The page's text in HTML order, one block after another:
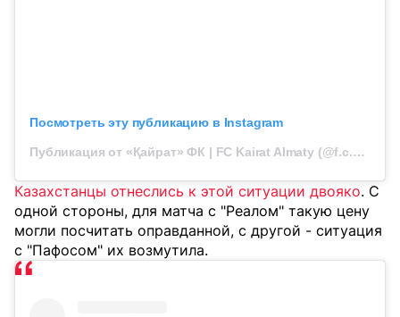
Посмотреть эту публикацию в Instagram
Публикация от «Қайрат» ФК | FC Kairat Almaty (@f.c.kairat)
Казахстанцы отнеслись к этой ситуации двояко. С
одной стороны, для матча с "Реалом" такую цену
могли посчитать оправданной, с другой - ситуация
с "Пафосом" их возмутила.